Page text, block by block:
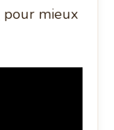
pour mieux